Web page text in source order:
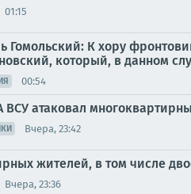
01:15
Гомольский: К хору
который, в данном
00:54
ВСУ атаковал
Вчера, 23:42
жителей, в том числе
Вчера, 23:36